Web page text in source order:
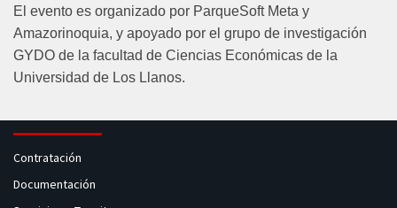
El evento es organizado por ParqueSoft Meta y
Amazorinoquia, y apoyado por el grupo de investigación
GYDO de la facultad de Ciencias Económicas de la
Universidad de Los Llanos.
Contratación
Documentación